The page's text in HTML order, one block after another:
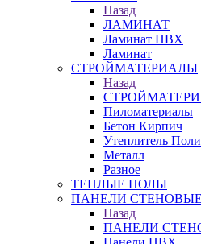
Назад
ЛАМИНАТ
Ламинат ПВХ
Ламинат
СТРОЙМАТЕРИАЛЫ
Назад
Пиломатериалы
Бетон Кирпич
Утеплитель
Металл
Разное
ТЕПЛЫЕ ПОЛЫ
ПАНЕЛИ СТЕНОВЫЕ
Назад
ПАНЕЛИ